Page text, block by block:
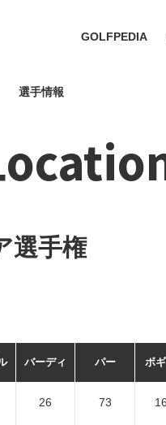
GOLFPEDIA
選手情報
選手権
バーディ パー ボ
26 73 16